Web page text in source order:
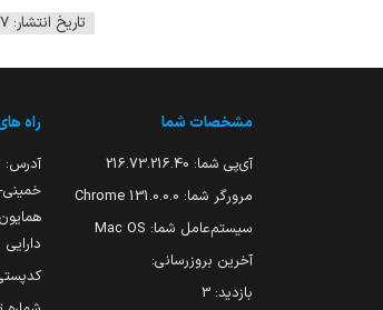
تاریخ انتشار: ۲۷ اردیبهشت ۱۴۰۲ - ۱۱:۳۷
مشخصات شما
آی‌پی شما: 216.73.216.40
مرورگر شما: 131.0.0.0 Chrome
سیستم‌عامل شما: Mac OS
آخرین بروزرسانی:
بازدید: 3
راه
آدرس:
دارایی
کدپستی: